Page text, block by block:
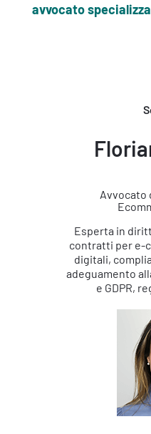
avvocato
Avvocato
Esperta in
contratti per e-
digitali,
adeguamento
e GDPR,